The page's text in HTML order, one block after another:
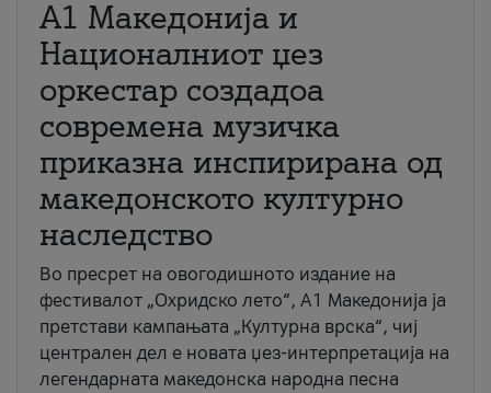
А1 Македонија и
Националниот џез
оркестар создадоа
современа музичка
приказна инспирирана од
македонското културно
наследство
Во пресрет на овогодишното издание на
фестивалот „Охридско лето“, А1 Македонија ја
претстави кампањата „Културна врска“, чиј
централен дел е новата џез-интерпретација на
легендарната македонска народна песна